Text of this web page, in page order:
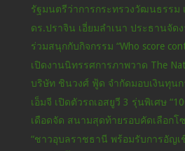
รัฐมนตรีว่าการกระทรวงวัฒนธรร
ดร.ปราจิน เอี่ยมลำเนา ประธานจัด
ร่วมสนุกกับกิจกรรม “Who score
เปิดงานนิทรรศการภาพวาด The
บริษัท ชินวงศ์ ฟู้ด จำกัดมอบเงินทุน
เอ็มจี เปิดตัวรถเอสยูวี 3 รุ่นพิเศษ
เดือดจัด สนามสุดท้ายรอบคัดเลือกโ
“ชาวอุบลราชธานี พร้อมรับการอัญ